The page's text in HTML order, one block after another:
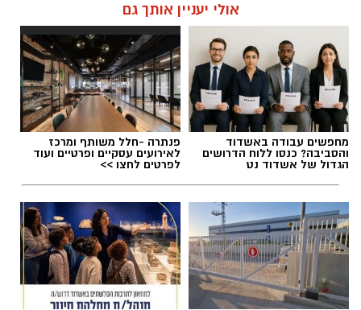
אלדה נתנאל / 18:01 08.08.26
תגים:חבל לכיש
במהלך סוף השבוע אירעו שני ניסיונות לגניבה
מסחרית של ענבים באזור מושב לכיש. על פי
הדיווח, החשודים הגיעו ברכב ללא אורות, אך
בעקבות אינדיקציה שהתקבלה הוזעק שומר
השדות למקום, והגנבים נמלטו לפני שהצליחו
להשלים את הגניבה.
אולי יעניין אותך גם
מחפשים עבודה באשדוד
והסביבה? כנסו ללוח הדרושים
הגדול של אשדוד נט
פנתרה -חלל משותף ומרכז
לאירועים עסקיים ופרטיים ועוד
לפרטים לחצו >>